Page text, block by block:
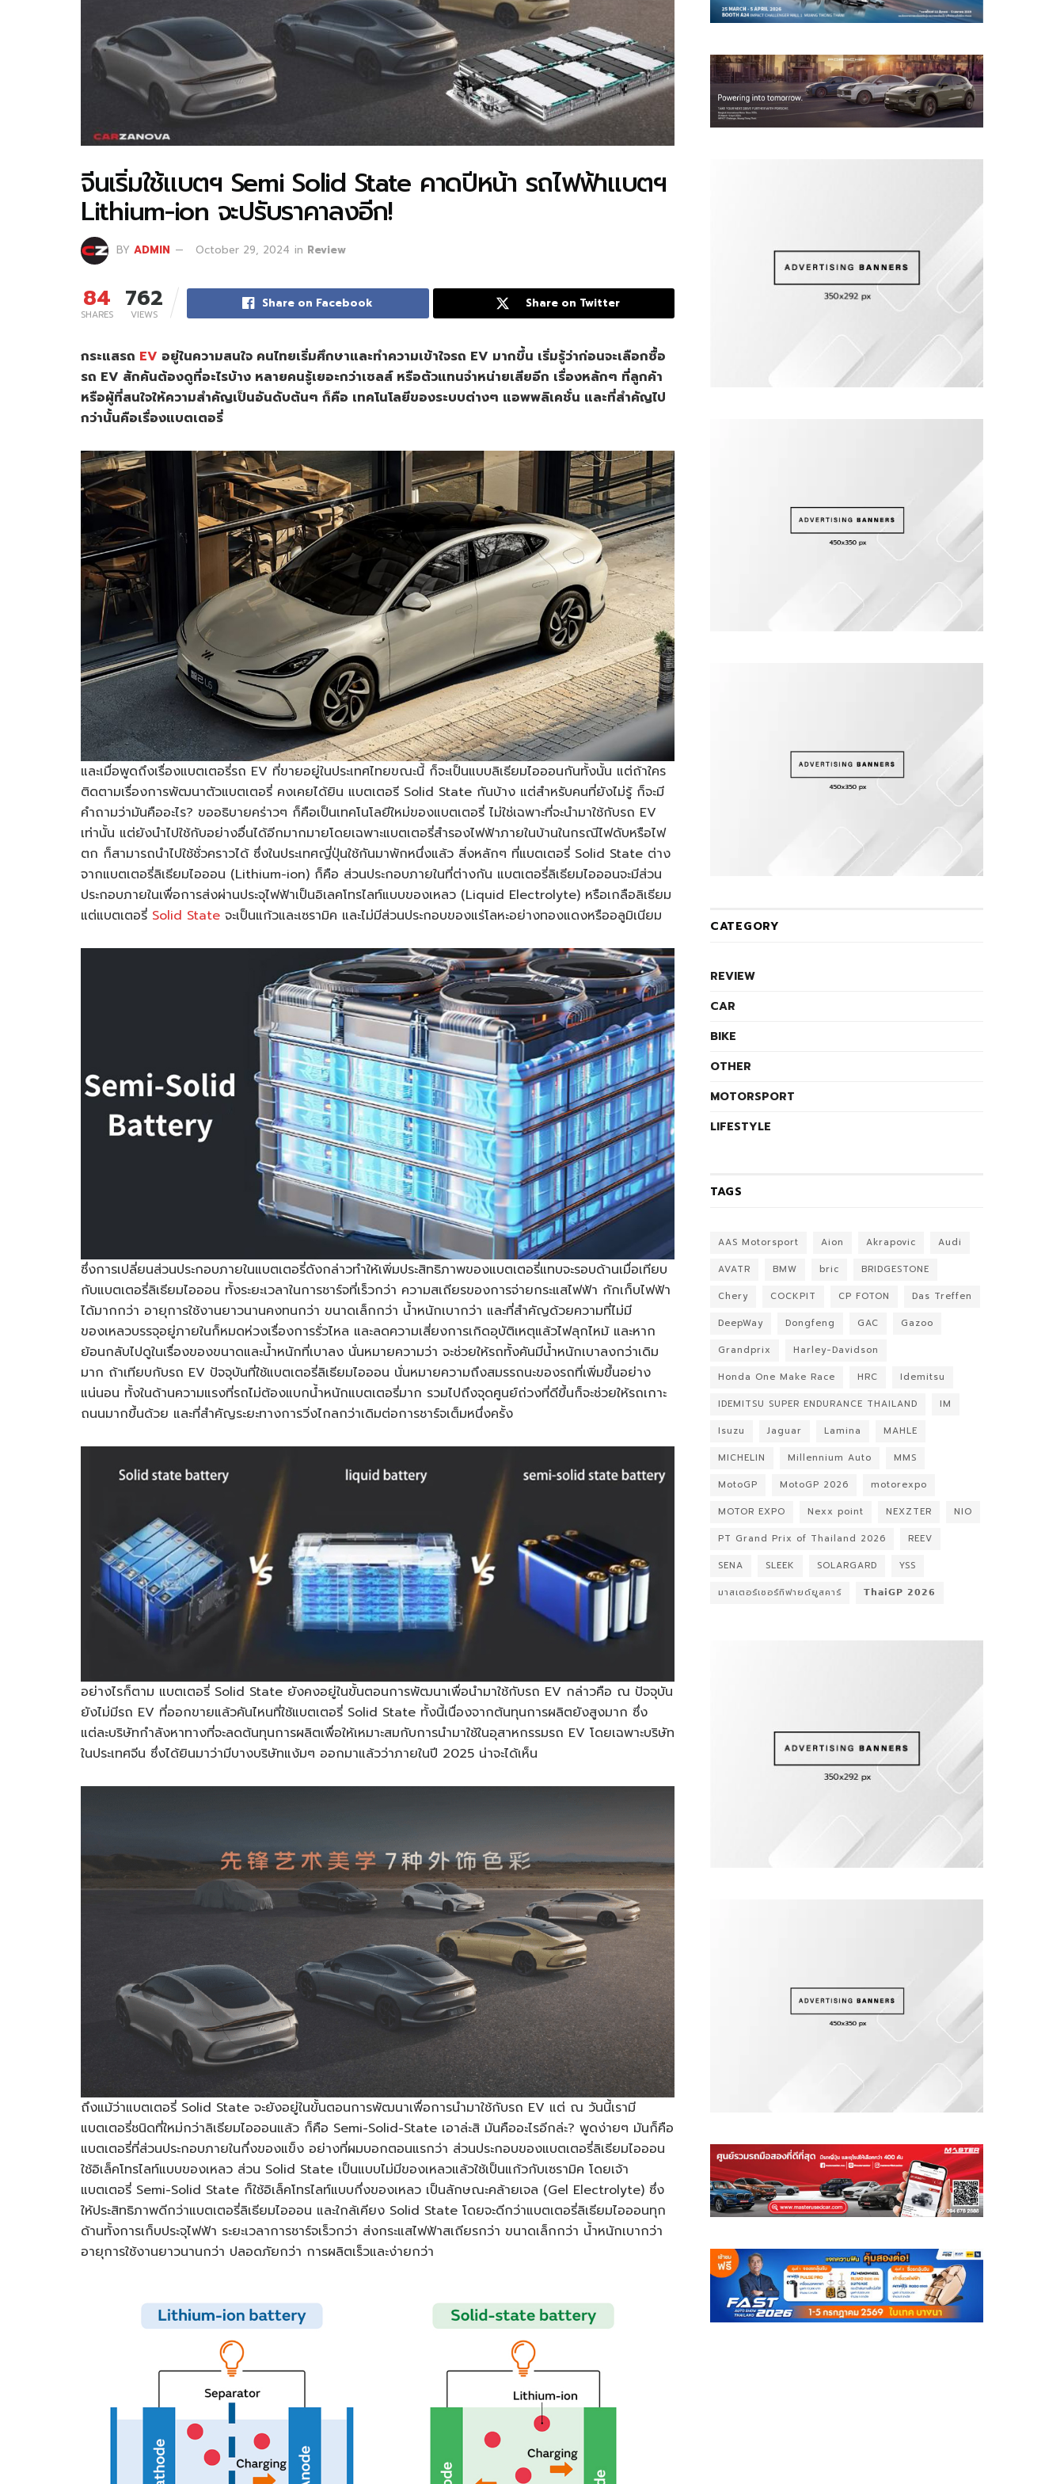
จีนเริ่มใช้แบตฯ Semi Solid State คาดปีหน้า รถไฟฟ้าแบตฯ
Lithium-ion จะปรับราคาลงอีก!
BY ADMIN October 29, 2024 in Review
84
SHARES
762
VIEWS
Share on Facebook Share on Twitter
กระแสรถ EV อยู่ในความสนใจ คนไทยเริ่มศึกษาและทำความเข้าใจรถ EV มากขึ้น เริ่มรู้ว่าก่อนจะเลือกซื้อ
รถ EV สักคันต้องดูที่อะไรบ้าง หลายคนรู้เยอะกว่าเซลส์ หรือตัวแทนจำหน่ายเสียอีก เรื่องหลักๆ ที่ลูกค้า
หรือผู้ที่สนใจให้ความสำคัญเป็นอันดับต้นๆ ก็คือ เทคโนโลยีของระบบต่างๆ แอพพลิเคชั่น และที่สำคัญไป
กว่านั้นคือเรื่องแบตเตอรี่
และเมื่อพูดถึงเรื่องแบตเตอรี่รถ EV ที่ขายอยู่ในประเทศไทยขณะนี้ ก็จะเป็นแบบลิเธียมไอออนกันทั้งนั้น แต่ถ้าใคร
ติดตามเรื่องการพัฒนาตัวแบตเตอรี่ คงเคยได้ยิน แบตเตอรี Solid State กันบ้าง แต่สำหรับคนที่ยังไม่รู้ ก็จะมี
คำถามว่ามันคืออะไร? ขออธิบายคร่าวๆ ก็คือเป็นเทคโนโลยีใหม่ของแบตเตอรี่ ไม่ใช่เฉพาะที่จะนำมาใช้กับรถ EV
เท่านั้น แต่ยังนำไปใช้กับอย่างอื่นได้อีกมากมายโดยเฉพาะแบตเตอรี่สำรองไฟฟ้าภายในบ้านในกรณีไฟดับหรือไฟ
ตก ก็สามารถนำไปใช้ชั่วคราวได้ ซึ่งในประเทศญี่ปุ่นใช้กันมาพักหนึ่งแล้ว สิ่งหลักๆ ที่แบตเตอรี่ Solid State ต่าง
จากแบตเตอรี่ลิเธียมไอออน (Lithium-ion) ก็คือ ส่วนประกอบภายในที่ต่างกัน แบตเตอรี่ลิเธียมไอออนจะมีส่วน
ประกอบภายในเพื่อการส่งผ่านประจุไฟฟ้าเป็นอิเลคโทรไลท์แบบของเหลว (Liquid Electrolyte) หรือเกลือลิเธียม
แต่แบตเตอรี่ Solid State จะเป็นแก้วและเซรามิค และไม่มีส่วนประกอบของแร่โลหะอย่างทองแดงหรืออลูมิเนียม
ซึ่งการเปลี่ยนส่วนประกอบภายในแบตเตอรี่ดังกล่าวทำให้เพิ่มประสิทธิภาพของแบตเตอรี่แทบจะรอบด้านเมื่อเทียบ
กับแบตเตอรี่ลิเธียมไอออน ทั้งระยะเวลาในการชาร์จที่เร็วกว่า ความสเถียรของการจ่ายกระแสไฟฟ้า กักเก็บไฟฟ้า
ได้มากกว่า อายุการใช้งานยาวนานคงทนกว่า ขนาดเล็กกว่า น้ำหนักเบากว่า และที่สำคัญด้วยความที่ไม่มี
ของเหลวบรรจุอยู่ภายในก็หมดห่วงเรื่องการรั่วไหล และลดความเสี่ยงการเกิดอุบัติเหตุแล้วไฟลุกไหม้ และหาก
ย้อนกลับไปดูในเรื่องของขนาดและน้ำหนักที่เบาลง นั่นหมายความว่า จะช่วยให้รถทั้งคันมีน้ำหนักเบาลงกว่าเดิม
มาก ถ้าเทียบกับรถ EV ปัจจุบันที่ใช้แบตเตอรี่ลิเธียมไอออน นั่นหมายความถึงสมรรถนะของรถที่เพิ่มขึ้นอย่าง
แน่นอน ทั้งในด้านความแรงที่รถไม่ต้องแบกน้ำหนักแบตเตอรี่มาก รวมไปถึงจุดศูนย์ถ่วงที่ดีขึ้นก็จะช่วยให้รถเกาะ
ถนนมากขึ้นด้วย และที่สำคัญระยะทางการวิ่งไกลกว่าเดิมต่อการชาร์จเต็มหนึ่งครั้ง
อย่างไรก็ตาม แบตเตอรี่ Solid State ยังคงอยู่ในขั้นตอนการพัฒนาเพื่อนำมาใช้กับรถ EV กล่าวคือ ณ ปัจจุบัน
ยังไม่มีรถ EV ที่ออกขายแล้วคันไหนที่ใช้แบตเตอรี่ Solid State ทั้งนี้เนื่องจากต้นทุนการผลิตยังสูงมาก ซึ่ง
แต่ละบริษัทกำลังหาทางที่จะลดต้นทุนการผลิตเพื่อให้เหมาะสมกับการนำมาใช้ในอุสาหกรรมรถ EV โดยเฉพาะบริษัท
ในประเทศจีน ซึ่งได้ยินมาว่ามีบางบริษัทแง้มๆ ออกมาแล้วว่าภายในปี 2025 น่าจะได้เห็น
ถึงแม้ว่าแบตเตอรี่ Solid State จะยังอยู่ในขั้นตอนการพัฒนาเพื่อการนำมาใช้กับรถ EV แต่ ณ วันนี้เรามี
แบตเตอรี่ชนิดที่ใหม่กว่าลิเธียมไอออนแล้ว ก็คือ Semi-Solid-State เอาล่ะสิ มันคืออะไรอีกล่ะ? พูดง่ายๆ มันก็คือ
แบตเตอรี่ที่ส่วนประกอบภายในกึ่งของแข็ง อย่างที่ผมบอกตอนแรกว่า ส่วนประกอบของแบตเตอรี่ลิเธียมไอออน
ใช้อิเล็คโทรไลท์แบบของเหลว ส่วน Solid State เป็นแบบไม่มีของเหลวแล้วใช้เป็นแก้วกับเซรามิค โดยเจ้า
แบตเตอรี่ Semi-Solid State ก็ใช้อิเล็คโทรไลท์แบบกึ่งของเหลว เป็นลักษณะคล้ายเจล (Gel Electrolyte) ซึ่ง
ให้ประสิทธิภาพดีกว่าแบตเตอรี่ลิเธียมไอออน และใกล้เคียง Solid State โดยจะดีกว่าแบตเตอรี่ลิเธียมไอออนทุก
ด้านทั้งการเก็บประจุไฟฟ้า ระยะเวลาการชาร์จเร็วกว่า ส่งกระแสไฟฟ้าสเถียรกว่า ขนาดเล็กกว่า น้ำหนักเบากว่า
อายุการใช้งานยาวนานกว่า ปลอดภัยกว่า การผลิตเร็วและง่ายกว่า
CATEGORY
REVIEW
CAR
BIKE
OTHER
MOTORSPORT
LIFESTYLE
TAGS
AAS Motorsport Aion Akrapovic
Audi
AVATR
BMW bric
BRIDGESTONE
Chery
COCKPIT CP FOTON
Das Treffen
DeepWay
Dongfeng GAC
Gazoo
Grandprix
Harley-Davidson
Honda One Make Race
HRC
Idemitsu
IDEMITSU SUPER ENDURANCE THAILAND
IM
Isuzu
Jaguar Lamina
MAHLE
MICHELIN
Millennium Auto
MMS
MotoGP
MotoGP 2026
motorexpo
MOTOR EXPO
Nexx point NEXZTER
NIO
PT Grand Prix of Thailand 2026
REEV
SENA
SLEEK SOLARGARD
YSS
มาสเตอร์เซอร์ทิฟายด์ยูสคาร์
𝗧𝗵𝗮𝗶𝗚𝗣 𝟮𝟬𝟮𝟲